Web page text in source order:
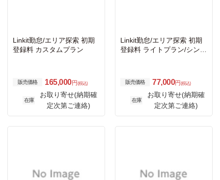
Linkit勤怠/エリア探索 初期
登録料 カスタムプラン
販売価格 165,000円 (税込)
在庫
お取り寄せ(納期確
定次第ご連絡)
Linkit勤怠/エリア探索 初期
登録料 ライトプラン/シンプ
販売価格 77,000円 (税込)
在庫
お取り寄せ(納期確
定次第ご連絡)